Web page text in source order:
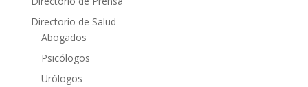
Directorio de Salud
Abogados
Psicólogos
Urólogos